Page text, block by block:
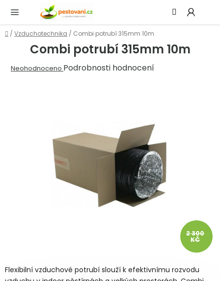
obsah
Domů
/ Vzduchotechnika / Combi potrubí 315mm 10m
Flexibilní vzduchové potrubí slouží k efektivnímu rozvodu
Combi potrubí 315mm 10m
Průměrné
Neohodnoceno Podrobnosti hodnocení
2 300
KČ